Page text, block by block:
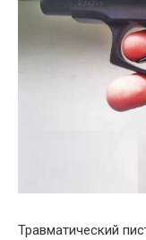
Травматический